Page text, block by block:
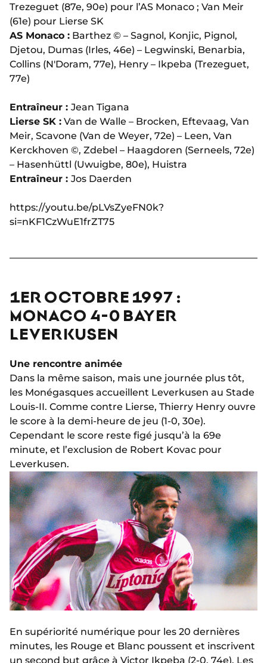
Trezeguet (87e, 90e) pour l’AS Monaco ; Van Meir
(61e) pour Lierse SK
AS Monaco : Barthez © – Sagnol, Konjic, Pignol,
Djetou, Dumas (Irles, 46e) – Legwinski, Benarbia,
Collins (N'Doram, 77e), Henry – Ikpeba (Trezeguet,
77e)
Entraîneur : Jean Tigana
Lierse SK : Van de Walle – Brocken, Eftevaag, Van
Meir, Scavone (Van de Weyer, 72e) – Leen, Van
Kerckhoven ©, Zdebel – Haagdoren (Serneels, 72e)
– Hasenhüttl (Uwuigbe, 80e), Huistra
Entraîneur : Jos Daerden
https://youtu.be/pLVsZyeFN0k?
si=nKF1CzWuE1frZT75
1ER OCTOBRE 1997 :
MONACO 4-0 BAYER
LEVERKUSEN
Une rencontre animée
Dans la même saison, mais une journée plus tôt,
les Monégasques accueillent Leverkusen au Stade
Louis-II. Comme contre Lierse, Thierry Henry ouvre
le score à la demi-heure de jeu (1-0, 30e).
Cependant le score reste figé jusqu’à la 69e
minute, et l’exclusion de Robert Kovac pour
Leverkusen.
En supériorité numérique pour les 20 dernières
minutes, les Rouge et Blanc poussent et inscrivent
un second but grâce à Victor Ikpeba (2-0, 74e). Les